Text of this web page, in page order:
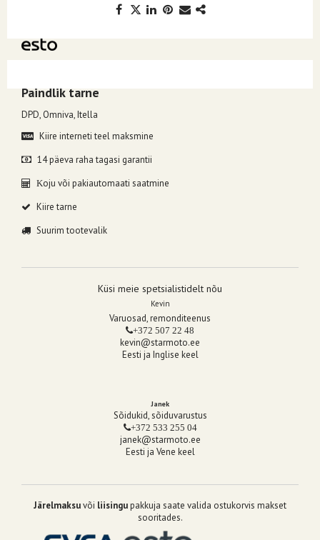
Paindlik tarne
DPD, Omniva, Itella
Kiire interneti teel maksmine
14 päeva raha tagasi garantii
Koju või pakiautomaati saatmine
Kiire tarne
Suurim tootevalik
Küsi meie spetsialistidelt nõu
Kevin
Varuosad, remonditeenus
+372 507 22 48
kevin@starmoto.ee
Eesti ja Inglise keel
Janek
Sõidukid, sõiduvarustus
+372 533 255 04
janek@starmoto.ee
Eesti ja Vene keel
Järelmaksuvõi liisingupakkuja saate valida ostukorvis makset
sooritades.